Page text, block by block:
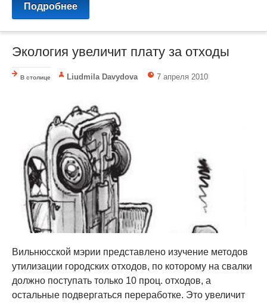
Подробнее
Экология увеличит плату за отходы
В столице Liudmila Davydova 7 апреля 2010
Вильнюсской мэрии представлено изучение методов
утилизации городских отходов, по которому на свалки
должно поступать только 10 проц. отходов, а
остальные подвергаться переработке. Это увеличит